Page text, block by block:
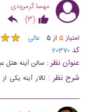
مهسا گرمرودی
(
3
)
امتیاز5 از 5 عالی ★★
★★
کد 20370
عنوان نظر : سالن آينه هتل
شرح نظر : تالار آینه